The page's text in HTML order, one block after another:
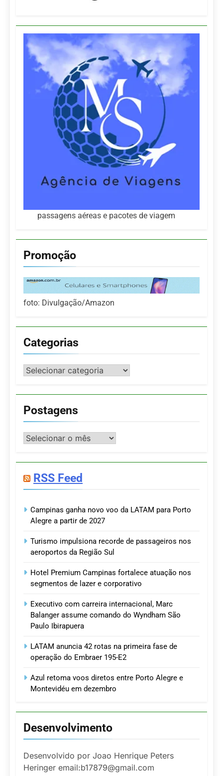
passagens aéreas e pacotes de viagem
Promoção
foto: Divulgação/Amazon
Categorias
Categorias
Postagens
Postagens
RSS Feed
Campinas ganha novo voo da LATAM para Porto
Alegre a partir de 2027
Turismo impulsiona recorde de passageiros nos
aeroportos da Região Sul
Hotel Premium Campinas fortalece atuação nos
segmentos de lazer e corporativo
Executivo com carreira internacional, Marc
Balanger assume comando do Wyndham São
Paulo Ibirapuera
LATAM anuncia 42 rotas na primeira fase de
operação do Embraer 195-E2
Azul retoma voos diretos entre Porto Alegre e
Montevidéu em dezembro
Desenvolvimento
Desenvolvido por Joao Henrique Peters
Heringer email:b17879@gmail.com